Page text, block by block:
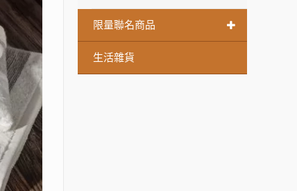
限量聯名商品
生活雜貨